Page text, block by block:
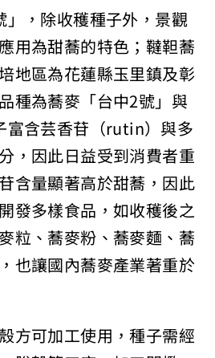
，除收穫種子外，景觀
用為甜蕎的特色；韃靼蕎
地區為花蓮縣玉里鎮及彰
種為蕎麥「台中2號」與
富含芸香苷（rutin）與多
，因此日益受到消費者重
含量顯著高於甜蕎，因此
發多樣食品，如收穫後之
粒、蕎麥粉、蕎麥麵、蕎
也讓國內蕎麥產業著重於
方可加工使用，種子需經